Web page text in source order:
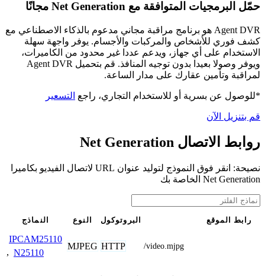
حمّل البرمجيات المتوافقة مع Net Generation مجانًا
Agent DVR هو برنامج مراقبة مجاني مدعوم بالذكاء الاصطناعي مع
كشف فوري للأشخاص والمركبات والأجسام. يوفر واجهة سهلة
الاستخدام على أي جهاز، ويدعم عددا غير محدود من الكاميرات،
ويوفر وصولا بعيدا بدون توجيه المنافذ. قم بتحميل Agent DVR
لمراقبة وتأمين عقارك على مدار الساعة.
*للوصول عن بسرية أو للاستخدام التجاري، راجع التسعير
قم بتنزيل الآن
روابط الاتصال Net Generation
نصيحة: انقر فوق النموذج لتوليد عنوان URL لاتصال الفيديو بكاميرا
Net Generation الخاصة بك
النماذج النوع البروتوكول رابط الموقع
IPCAM25110
, N25110
MJPEG HTTP /video.mjpg